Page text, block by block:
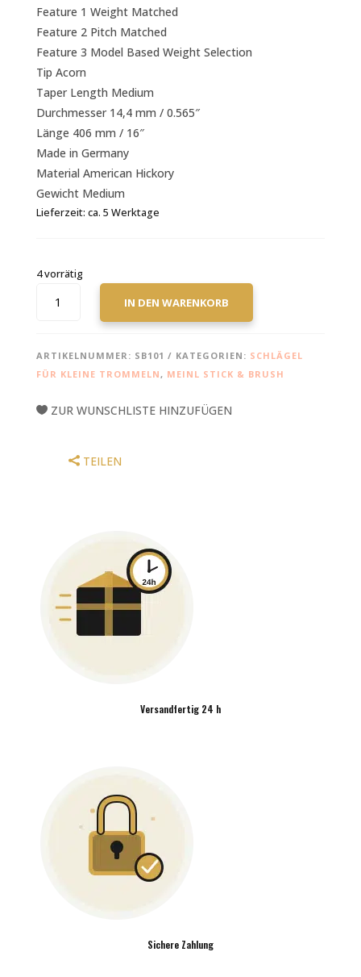
Feature 1 Weight Matched
Feature 2 Pitch Matched
Feature 3 Model Based Weight Selection
Tip Acorn
Taper Length Medium
Durchmesser 14,4 mm / 0.565″
Länge 406 mm / 16″
Made in Germany
Material American Hickory
Gewicht Medium
Lieferzeit: ca. 5 Werktage
4 vorrätig
STANDARD
IN DEN WARENKORB
ARTIKELNUMMER: SB101 KATEGORIEN: SCHLÄGEL
FÜR KLEINE TROMMELN , MEINL STICK & BRUSH
ZUR WUNSCHLISTE HINZUFÜGEN
TEILEN
Versandfertig 24 h
Sichere Zahlung